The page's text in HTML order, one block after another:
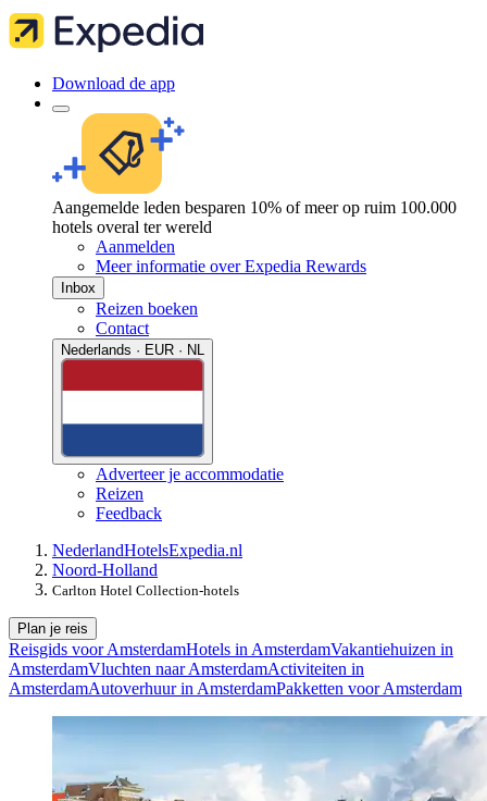
Download de app
Aangemelde leden besparen 10% of meer op ruim 100.000
hotels overal ter wereld
Aanmelden
Meer informatie over Expedia Rewards
Inbox
Reizen boeken
Contact
Nederlands · EUR · NL
Adverteer je accommodatie
Reizen
Feedback
NederlandHotelsExpedia.nl
Noord-Holland
Carlton Hotel Collection-hotels
Plan je reis
Reisgids voor AmsterdamHotels in AmsterdamVakantiehuizen in
AmsterdamVluchten naar AmsterdamActiviteiten in
AmsterdamAutoverhuur in AmsterdamPakketten voor Amsterdam